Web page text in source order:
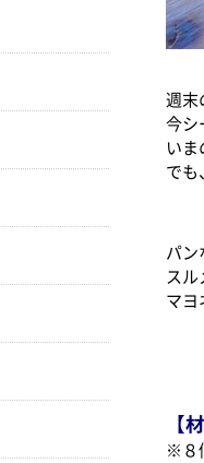
週末
今シ
い
でも
パン
スル
マヨ
【
※８